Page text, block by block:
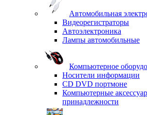
Автомобильная
Видеорегистраторы
Автоэлектроника
Лампы автомобильные
Компьютерное
Носители информации
CD DVD портмоне
Компьютерные
принадлежности